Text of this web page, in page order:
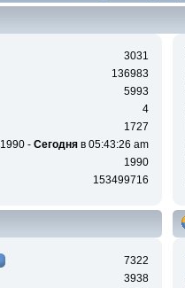
3031
136983
5993
4
1727
1990 -Сегодня в 05:43:26 am
1990
153499716
7322
3938